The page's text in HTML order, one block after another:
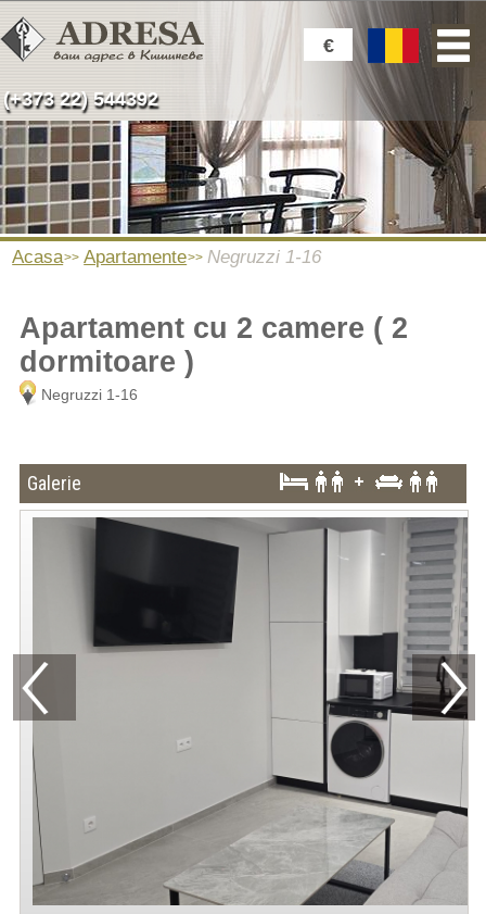
€
(+373 22) 544392
Acasa Apartamente Negruzzi 1-16
Apartament cu 2 camere ( 2
dormitoare )
Negruzzi 1-16
Galerie